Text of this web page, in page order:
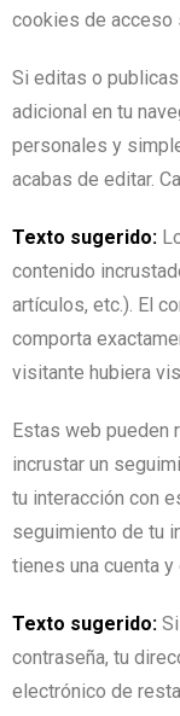
cookies de acceso
Si editas o
adicional en tu
personales y
acabas de editar.
Texto sugerido:
contenido
artículos, etc.). El
comporta
visitante hubiera
Estas web pueden
incrustar un
tu interacción con
seguimiento de tu
tienes una cuenta
Texto sugerido:
contraseña, tu
electrónico de